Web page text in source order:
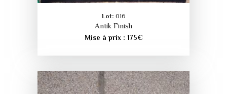
Lot: 016
Antik Finish
Mise à prix : 175€